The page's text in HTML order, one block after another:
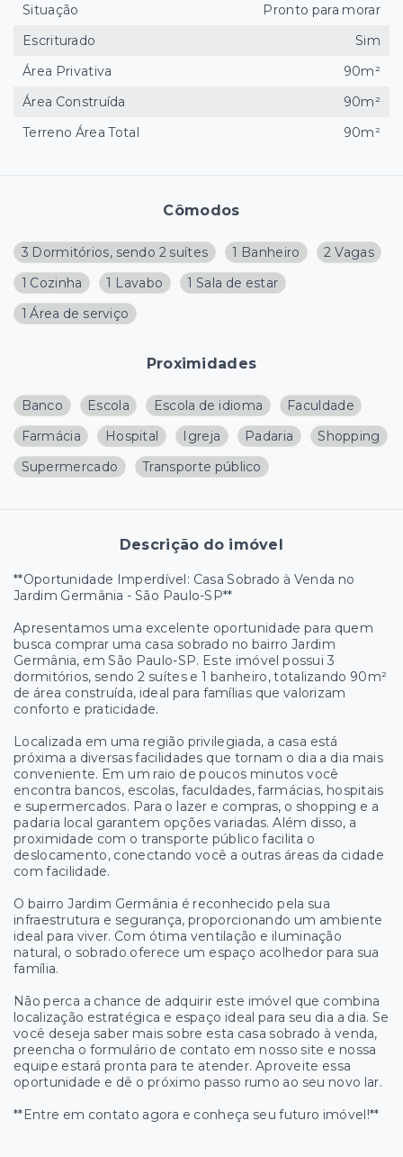
Cômodos
3 Dormitórios, sendo 2 suítes 1 Banheiro
2 Vagas
1 Cozinha
1 Lavabo
1 Sala de estar
1 Área de serviço
Proximidades
Banco Escola Escola de idioma
Faculdade
Farmácia
Hospital Igreja Padaria
Shopping
Supermercado
Transporte público
Descrição do imóvel
**Oportunidade Imperdível: Casa Sobrado à Venda no
Jardim Germânia - São Paulo-SP**
Apresentamos uma excelente oportunidade para quem
busca comprar uma casa sobrado no bairro Jardim
Germânia, em São Paulo-SP. Este imóvel possui 3
dormitórios, sendo 2 suítes e 1 banheiro, totalizando 90m²
de área construída, ideal para famílias que valorizam
conforto e praticidade.
Localizada em uma região privilegiada, a casa está
próxima a diversas facilidades que tornam o dia a dia mais
conveniente. Em um raio de poucos minutos você
encontra bancos, escolas, faculdades, farmácias, hospitais
e supermercados. Para o lazer e compras, o shopping e a
padaria local garantem opções variadas. Além disso, a
proximidade com o transporte público facilita o
deslocamento, conectando você a outras áreas da cidade
com facilidade.
O bairro Jardim Germânia é reconhecido pela sua
infraestrutura e segurança, proporcionando um ambiente
ideal para viver. Com ótima ventilação e iluminação
natural, o sobrado oferece um espaço acolhedor para sua
família.
Não perca a chance de adquirir este imóvel que combina
localização estratégica e espaço ideal para seu dia a dia. Se
você deseja saber mais sobre esta casa sobrado à venda,
preencha o formulário de contato em nosso site e nossa
equipe estará pronta para te atender. Aproveite essa
oportunidade e dê o próximo passo rumo ao seu novo lar.
**Entre em contato agora e conheça seu futuro imóvel!**
Situação
Pronto para morar
Escriturado
Sim
Área Privativa
90m²
Área Construída
90m²
Terreno Área Total
90m²